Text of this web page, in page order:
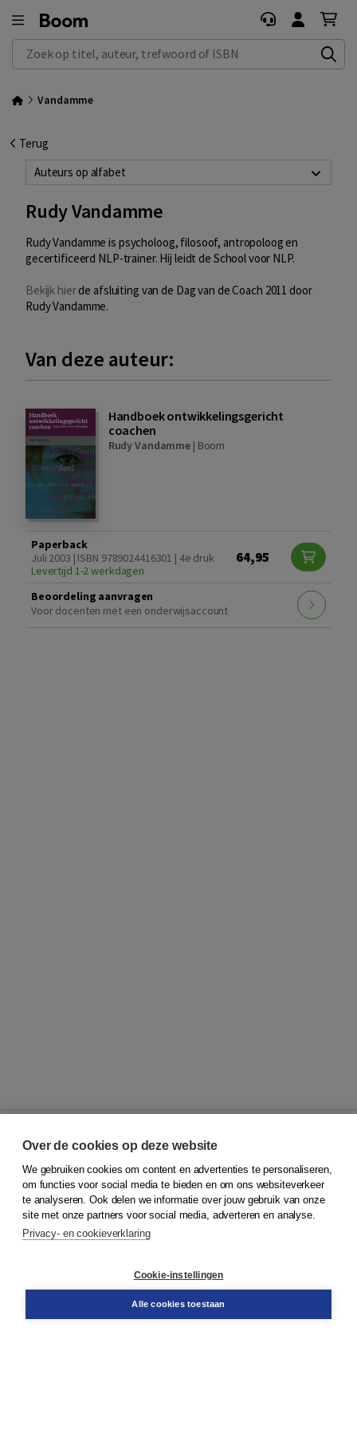
Zoek op titel, auteur, trefwoord of ISBN
Vandamme
Terug
Auteurs op alfabet
Rudy Vandamme
Rudy Vandamme is psycholoog, filosoof, antropoloog en
gecertificeerd NLP-trainer. Hij leidt de School voor NLP.
Bekijk hierde afsluiting van de Dag van de Coach 2011 door
Rudy Vandamme.
Van deze auteur:
Handboek ontwikkelingsgericht
coachen
Rudy Vandamme | Boom
Paperback
Juli 2003 | ISBN 9789024416301 | 4e druk
Levertijd 1-2 werkdagen
64,95
Beoordeling aanvragen
Voor docenten met een onderwijsaccount
© 2026Koninklijke Boom uitgevers
Klantenservice
Service & informatie
Contact
Over de cookies op deze website
We gebruiken cookies om content en advertenties te personaliseren,
om functies voor social media te bieden en om ons websiteverkeer
te analyseren. Ook delen we informatie over jouw gebruik van onze
site met onze partners voor social media, adverteren en analyse.
Privacy- en cookieverklaring
Cookie-instellingen
Alle cookies toestaan